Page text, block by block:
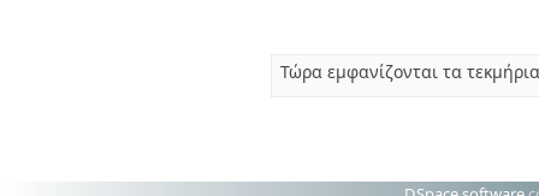
Τώρα εμφανίζονται τα